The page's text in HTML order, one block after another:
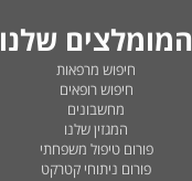
המומלצים שלנו
חיפוש מרפאות
חיפוש רופאים
מחשבונים
המגזין שלנו
פורום טיפול משפחתי
פורום ניתוחי קטרקט